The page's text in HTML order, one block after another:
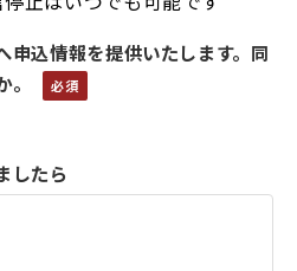
申込情報を提供いたします。同
したら